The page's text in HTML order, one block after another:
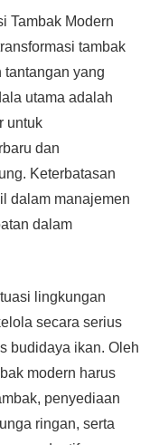
Tambak Modern
tambak
tantangan yang
utama adalah
untuk
dan
Keterbatasan
dalam manajemen
dalam
lingkungan
secara serius
budidaya ikan. Oleh
modern harus
penyediaan
ringan, serta